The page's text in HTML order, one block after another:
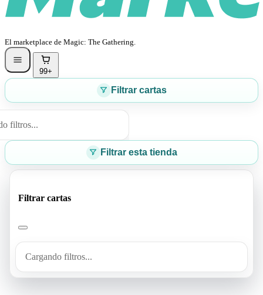
El marketplace de Magic: The Gathering.
99+
Filtrar cartas
filtros...
Filtrar esta tienda
Filtrar cartas
Cargando filtros...